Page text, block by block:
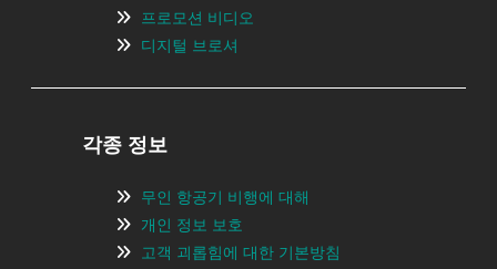
프로모션 비디오
디지털 브로셔
각종 정보
무인 항공기 비행에 대해
개인 정보 보호
고객 괴롭힘에 대한 기본방침